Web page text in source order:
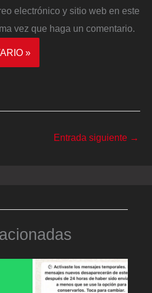
electrónico y sitio web en este
vez que haga un comentario.
Entrada siguiente →